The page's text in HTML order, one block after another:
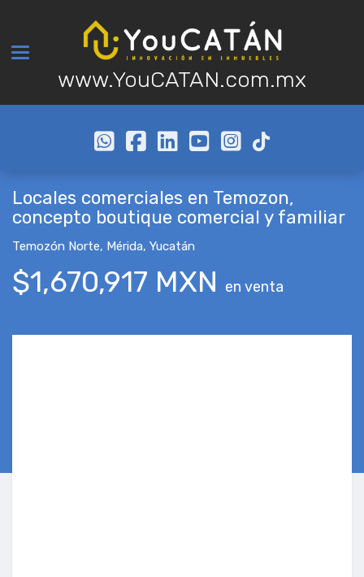
Toggle navigation
www.YouCATAN.com.mx
Locales comerciales en Temozon,
concepto boutique comercial y familiar
Temozón Norte, Mérida, Yucatán
$1,670,917 MXN en venta